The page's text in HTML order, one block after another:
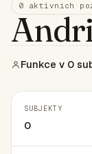
0 aktivních
Funkce v 0
SUBJEKTY
0